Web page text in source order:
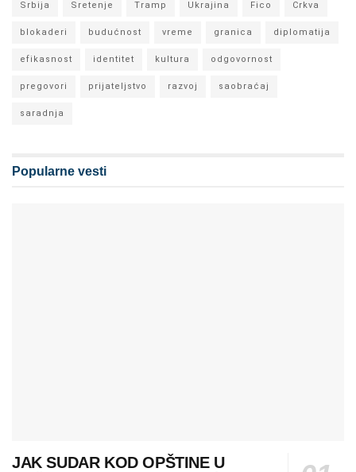
Srbija Sretenje Tramp Ukrajina Fico Crkva
blokaderi budućnost vreme granica diplomatija
efikasnost identitet kultura odgovornost
pregovori prijateljstvo razvoj saobraćaj
saradnja
Popularne vesti
JAK SUDAR KOD OPŠTINE U